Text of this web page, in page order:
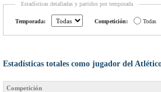
Estadísticas detalladas y partidos por temporada
Temporada: Competición: Todas
Estadísticas totales como jugador del
Competición